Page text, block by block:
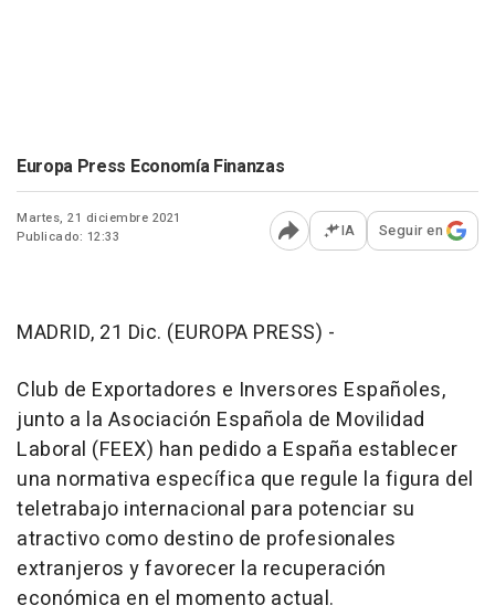
Europa Press Economía Finanzas
Martes, 21 diciembre 2021
Publicado: 12:33
Abrir opciones para
IA Seguir en
MADRID, 21 Dic. (EUROPA PRESS) -
Club de Exportadores e Inversores Españoles,
junto a la Asociación Española de Movilidad
Laboral (FEEX) han pedido a España establecer
una normativa específica que regule la figura del
teletrabajo internacional para potenciar su
atractivo como destino de profesionales
extranjeros y favorecer la recuperación
económica en el momento actual.